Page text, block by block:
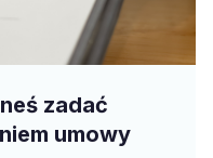
zadać
umowy